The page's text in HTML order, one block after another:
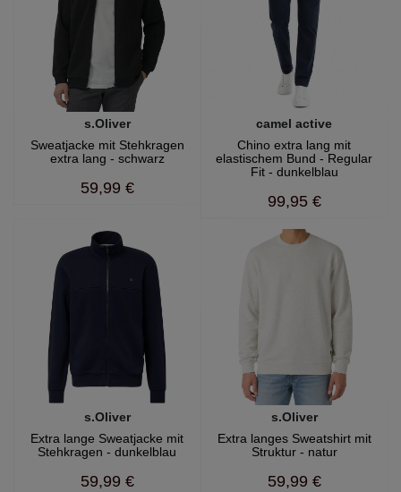
s.Oliver
Sweatjacke mit Stehkragen
extra lang - schwarz
59,99 €
camel active
Chino extra lang mit
elastischem Bund - Regular
Fit - dunkelblau
99,95 €
s.Oliver
Extra lange Sweatjacke mit
Stehkragen - dunkelblau
59,99 €
s.Oliver
Extra langes Sweatshirt mit
Struktur - natur
59,99 €